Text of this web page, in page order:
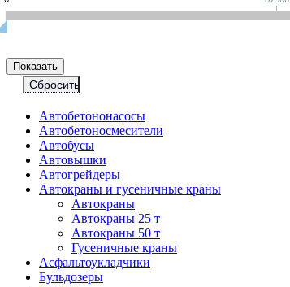
Автобетононасосы
Авто­бетоно­смесители
Автобусы
Автовышки
Автогрейдеры
Автокраны и гусеничные краны
Автокраны
Автокраны 25 т
Автокраны 50 т
Гусеничные краны
Асфальтоукладчики
Бульдозеры